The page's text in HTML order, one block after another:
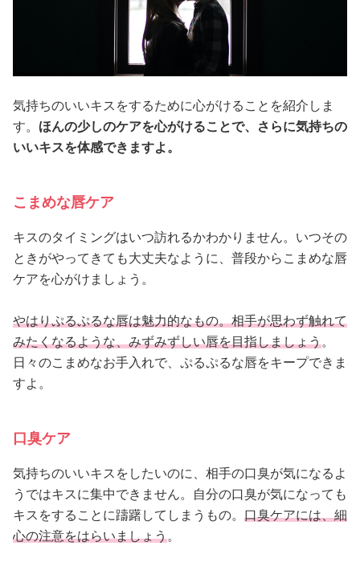
気持ちのいいキスをするために心がけることを紹介しま
す。 ほんの少しのケアを心がけることで、さらに気持ちの
いいキスを体感できますよ。
こまめな唇ケア
キスのタイミングはいつ訪れるかわかりません。いつその
ときがやってきても大丈夫なように、普段からこまめな唇
ケアを心がけましょう。
やはりぷるぷるな唇は魅力的なもの。相手が思わず触れて
みたくなるような、みずみずしい唇を目指しましょう。
日々のこまめなお手入れで、ぷるぷるな唇をキープできま
すよ。
口臭ケア
気持ちのいいキスをしたいのに、相手の口臭が気になるよ
うではキスに集中できません。自分の口臭が気になっても
キスをすることに躊躇してしまうもの。 口臭ケアには、細
心の注意をはらいましょう。